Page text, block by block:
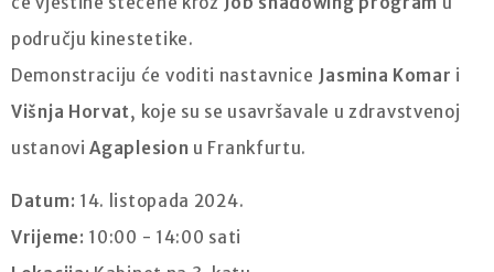
području kinestetike.
Demonstraciju će voditi nastavnice Jasmina Komar i
Višnja Horvat, koje su se usavršavale u zdravstvenoj
ustanoviAgaplesion u Frankfurtu.
Datum: 14. listopada 2024.
Vrijeme: 10:00 - 14:00 sati